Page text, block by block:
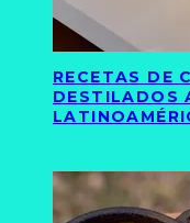
RECETAS DE
DESTILADOS